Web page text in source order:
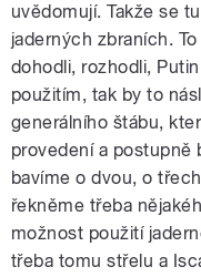
uvědomují. Takže se
jaderných zbraních.
dohodli, rozhodli,
použitím, tak by to
generálního štábu,
provedení a postupně
bavíme o dvou, o
řekněme třeba
možnost použití
třeba tomu střelu a